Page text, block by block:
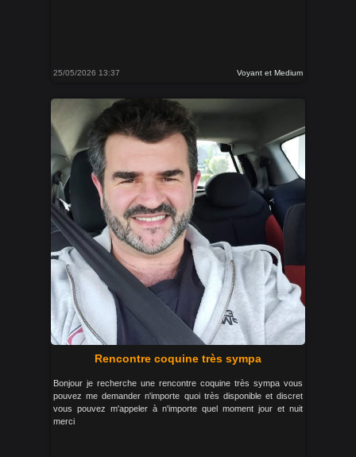
25/05/2026 13:37 Voyant et Medium
Rencontre coquine très sympa
Bonjour je recherche une rencontre coquine très sympa vous
pouvez me demander n'importe quoi très disponible et discret
vous pouvez m'appeler à n'importe quel moment jour et nuit
merci